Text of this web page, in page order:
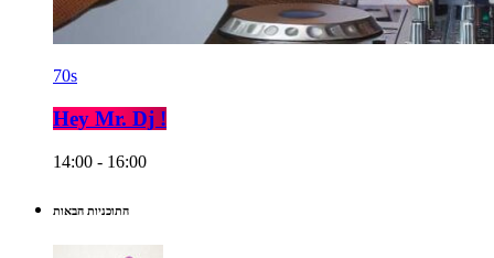
70s
Hey Mr. Dj !
14:00 - 16:00
התוכניות הבאות